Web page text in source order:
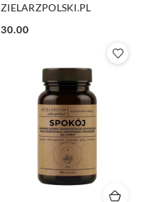
ZIELARZPOLSKI.PL
Cena:
30.00